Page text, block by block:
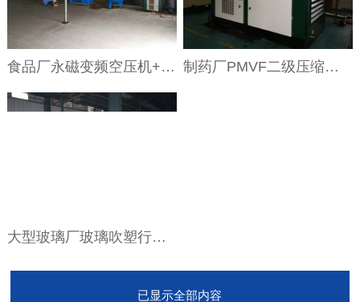
食品厂永磁变频空压机+后处理+制氮机使用实景 制药厂PMVF二级压缩系列使用现场
大型玻璃厂玻璃吹塑行业使用现场
已显示全部内容